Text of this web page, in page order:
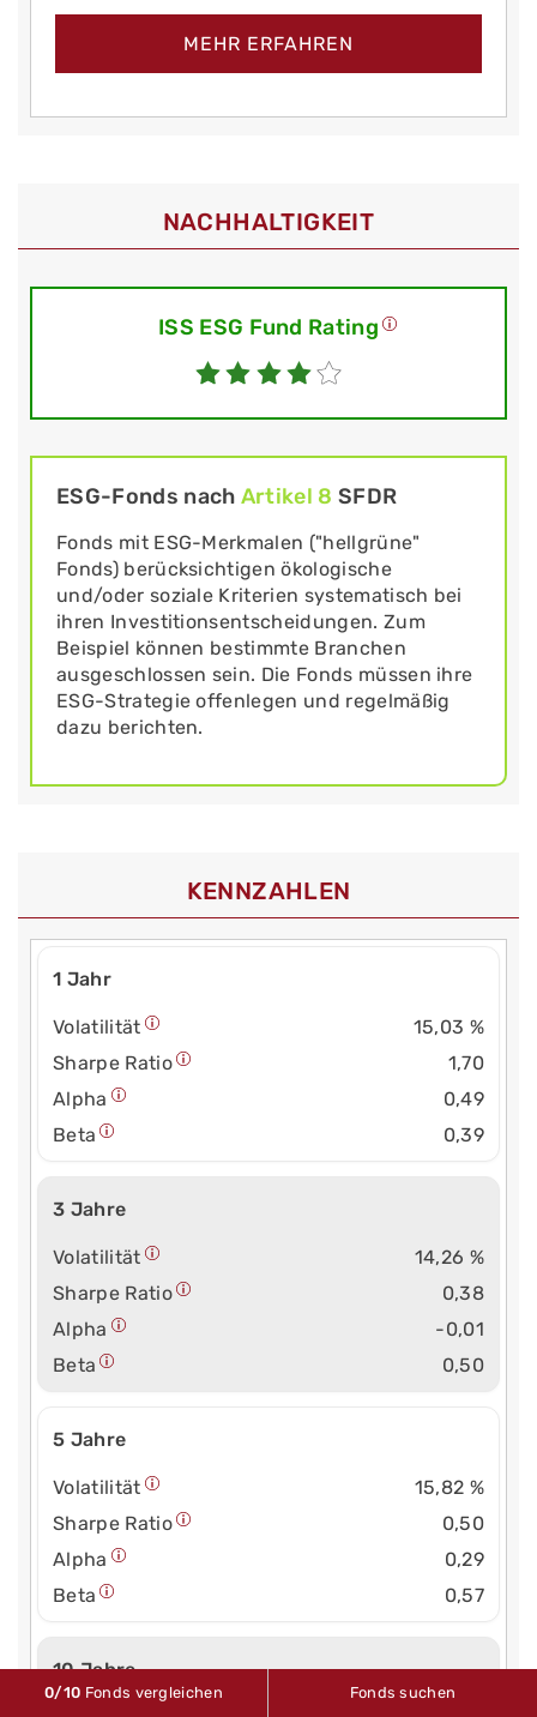
MEHR ERFAHREN
NACHHALTIGKEIT
ISS ESG Fund Rating
ESG-Fonds nach Artikel 8 SFDR
Fonds mit ESG-Merkmalen ("hellgrüne"
Fonds) berücksichtigen ökologische
und/oder soziale Kriterien systematisch bei
ihren Investitionsentscheidungen. Zum
Beispiel können bestimmte Branchen
ausgeschlossen sein. Die Fonds müssen ihre
ESG-Strategie offenlegen und regelmäßig
dazu berichten.
KENNZAHLEN
1 Jahr
Volatilität
15,03 %
Sharpe Ratio
1,70
Alpha
0,49
Beta
0,39
3 Jahre
Volatilität
14,26 %
Sharpe Ratio
0,38
Alpha
-0,01
Beta
0,50
5 Jahre
Volatilität
15,82 %
Sharpe Ratio
0,50
Alpha
0,29
Beta
0,57
10 Jahre
0/10 Fonds vergleichen Fonds suchen